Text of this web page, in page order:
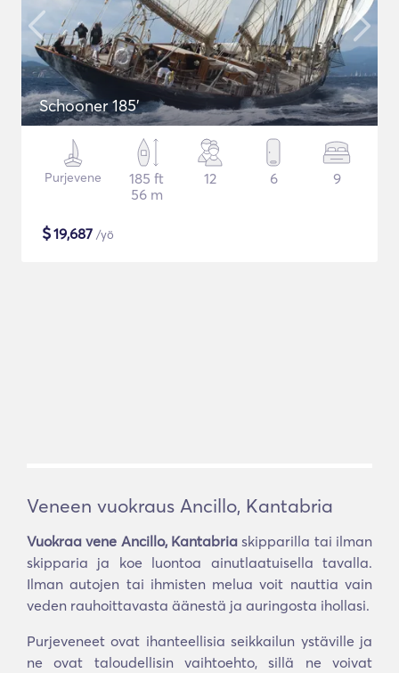
Schooner 185'
Purjevene
185 ft
56 m
12 6 9
$19,687 /yö
Veneen vuokraus Ancillo, Kantabria
Vuokraa vene Ancillo, Kantabria skipparilla tai ilman
skipparia ja koe luontoa ainutlaatuisella tavalla.
Ilman autojen tai ihmisten melua voit nauttia vain
veden rauhoittavasta äänestä ja auringosta ihollasi.
Purjeveneet ovat ihanteellisia seikkailun ystäville ja
ne ovat taloudellisin vaihtoehto, sillä ne voivat